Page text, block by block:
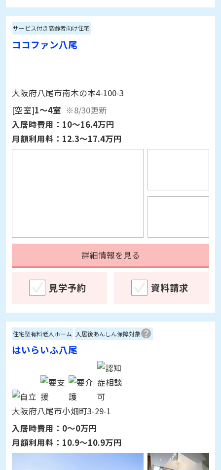
サービス付き高齢者向け住宅
ココファン八尾
大阪府八尾市南木の本4-100-3
[空室]1～4室 ※8/30更新
入居時費用： 10～16.4万円
月額利用料： 12.3～17.4万円
詳細情報を見る
見学予約 資料請求
住宅型有料老人ホーム 入居後あんしん保障対象
はいらいふ八尾
大阪府八尾市小畑町3-29-1
入居時費用：0～0万円
月額利用料： 10.9～10.9万円